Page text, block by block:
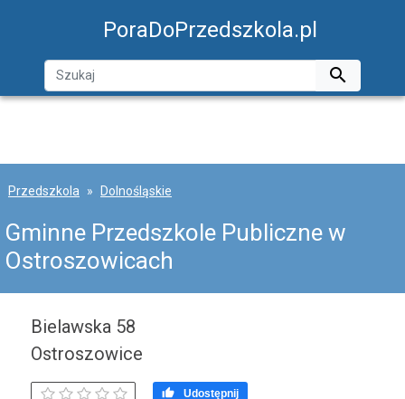
PoraDoPrzedszkola.pl

Przedszkola Dolnośląskie
Gminne Przedszkole Publiczne w
Ostroszowicach
Bielawska 58
Ostroszowice
 Udostępnij